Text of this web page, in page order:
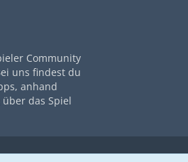
Community
uns findest du
anhand
das Spiel
Impressum
Datenschutz